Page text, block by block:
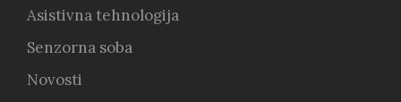
Asistivna tehnologija
Senzorna soba
Novosti